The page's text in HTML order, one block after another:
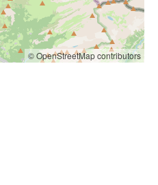
© OpenStreetMap contributors